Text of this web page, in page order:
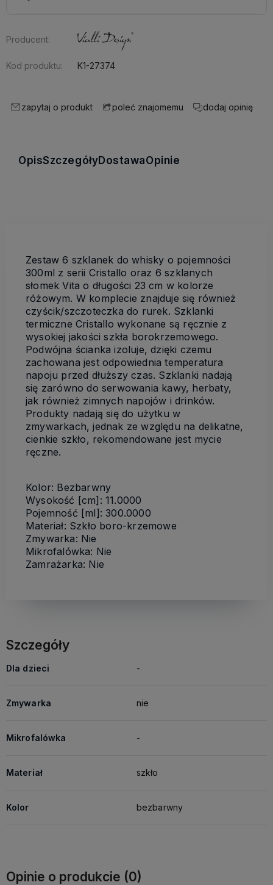
Producent:
Kod produktu: K1-27374
zapytaj o produkt poleć znajomemu dodaj opinię
OpisSzczegółyDostawaOpinie
Zestaw 6 szklanek do whisky o pojemności
300ml z serii Cristallo oraz 6 szklanych
słomek Vita o długości 23 cm w kolorze
różowym. W komplecie znajduje się również
czyścik/szczoteczka do rurek. Szklanki
termiczne Cristallo wykonane są ręcznie z
wysokiej jakości szkła borokrzemowego.
Podwójna ścianka izoluje, dzięki czemu
zachowana jest odpowiednia temperatura
napoju przed dłuższy czas. Szklanki nadają
się zarówno do serwowania kawy, herbaty,
jak również zimnych napojów i drinków.
Produkty nadają się do użytku w
zmywarkach, jednak ze względu na delikatne,
cienkie szkło, rekomendowane jest mycie
ręczne.
Kolor: Bezbarwny
Wysokość [cm]: 11.0000
Pojemność [ml]: 300.0000
Materiał: Szkło boro-krzemowe
Zmywarka: Nie
Mikrofalówka: Nie
Zamrażarka: Nie
Szczegóły
Dla dzieci -
Zmywarka nie
Mikrofalówka -
Materiał szkło
Kolor bezbarwny
Opinie o produkcie (0)